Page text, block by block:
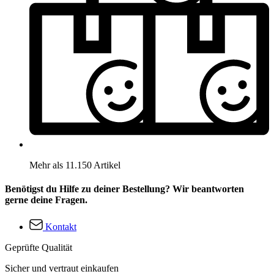
Mehr als 11.150 Artikel
Benötigst du Hilfe zu deiner Bestellung? Wir beantworten
gerne deine Fragen.
Kontakt
Geprüfte Qualität
Sicher und vertraut einkaufen